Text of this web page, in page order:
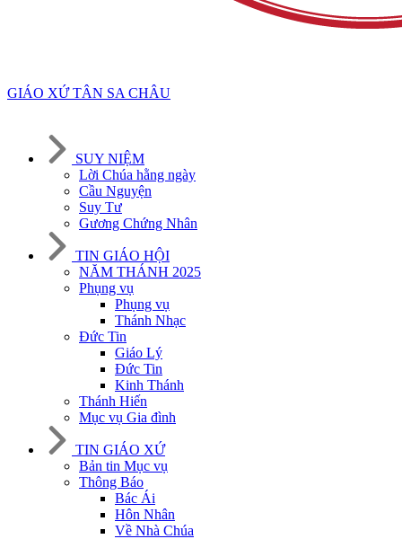
GIÁO XỨ TÂN SA CHÂU
SUY NIỆM
Lời Chúa hằng ngày
Cầu Nguyện
Suy Tư
Gương Chứng Nhân
TIN GIÁO HỘI
NĂM THÁNH 2025
Phụng vụ
Phụng vụ
Thánh Nhạc
Đức Tin
Giáo Lý
Đức Tin
Kinh Thánh
Thánh Hiến
Mục vụ Gia đình
TIN GIÁO XỨ
Bản tin Mục vụ
Thông Báo
Bác Ái
Hôn Nhân
Về Nhà Chúa